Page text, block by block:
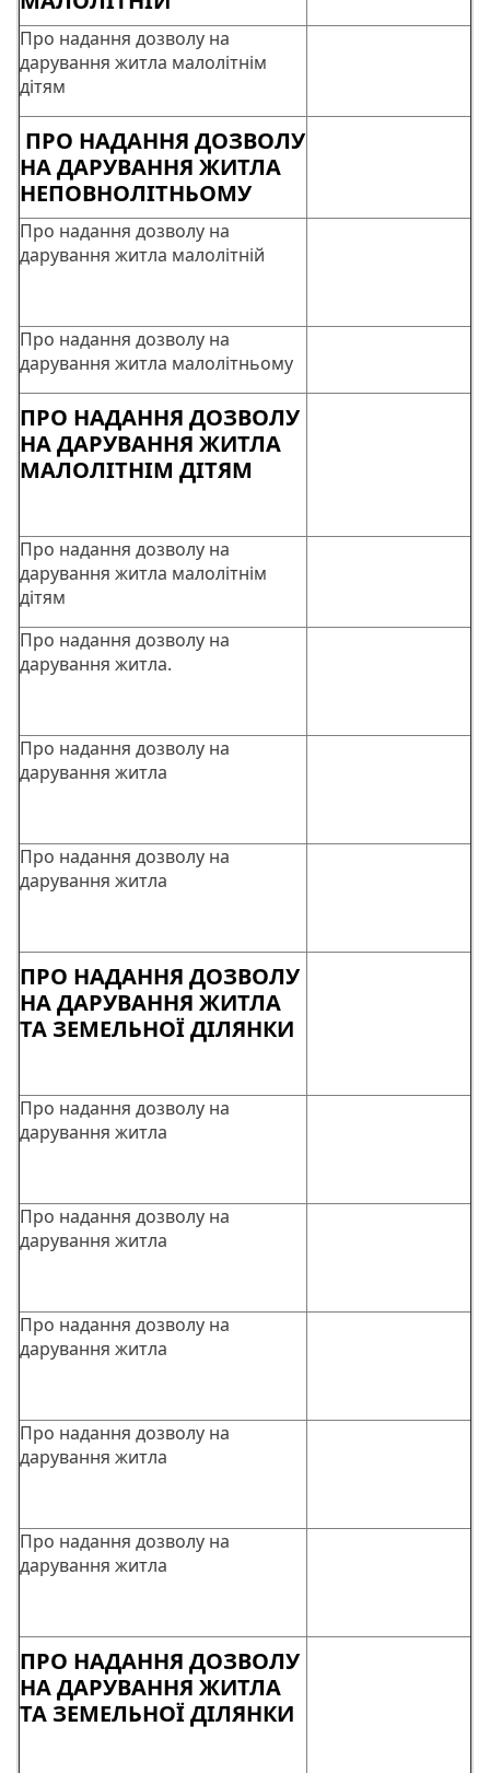
Про надання дозволу на
дарування житла малолітнім
дітям
ПРО НАДАННЯ ДОЗВОЛУ
НА ДАРУВАННЯ ЖИТЛА
НЕПОВНОЛІТНЬОМУ
Про надання дозволу на
дарування житла малолітній
Про надання дозволу на
дарування житла малолітньому
ПРО НАДАННЯ ДОЗВОЛУ
НА ДАРУВАННЯ ЖИТЛА
МАЛОЛІТНІМ ДІТЯМ
Про надання дозволу на
дарування житла малолітнім
дітям
Про надання дозволу на
дарування житла.
Про надання дозволу на
дарування житла
Про надання дозволу на
дарування житла
ПРО НАДАННЯ ДОЗВОЛУ
НА ДАРУВАННЯ ЖИТЛА
ТА ЗЕМЕЛЬНОЇ ДІЛЯНКИ
Про надання дозволу на
дарування житла
Про надання дозволу на
дарування житла
Про надання дозволу на
дарування житла
Про надання дозволу на
дарування житла
Про надання дозволу на
дарування житла
ПРО НАДАННЯ ДОЗВОЛУ
НА ДАРУВАННЯ ЖИТЛА
ТА ЗЕМЕЛЬНОЇ ДІЛЯНКИ